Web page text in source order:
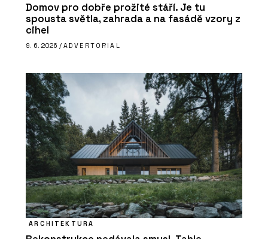
Domov pro dobře prožité stáří. Je tu
spousta světla, zahrada a na fasádě vzory z
cihel
9. 6. 2026 / ADVERTORIAL
ARCHITEKTURA